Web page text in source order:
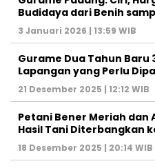
Budidaya dari Benih
3 Januari 2026 | 13:59 WIB
Gurame Dua Tahun Baru
Lapangan yang Perlu
21 Desember 2025 | 12:12 WIB
Petani Bener Meriah dan
Hasil Tani Diterbangkan
18 Desember 2025 | 20:14 WIB